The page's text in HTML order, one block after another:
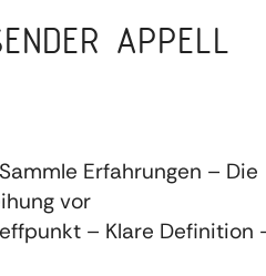
APPELL
Erfahrungen – Die
vor
– Klare Definition